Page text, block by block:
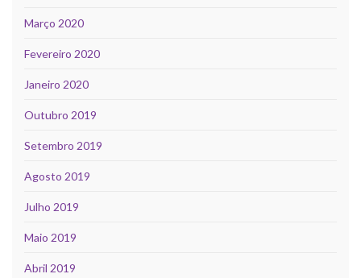
Março 2020
Fevereiro 2020
Janeiro 2020
Outubro 2019
Setembro 2019
Agosto 2019
Julho 2019
Maio 2019
Abril 2019